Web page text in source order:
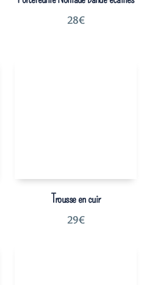
28€
Trousse en cuir
29€